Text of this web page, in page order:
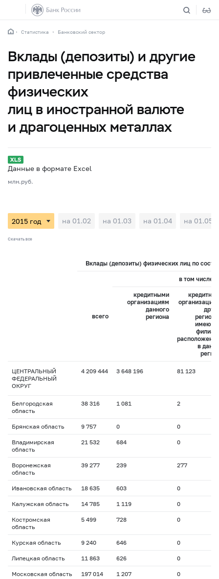
Статистика Банковский сектор
Вклады (депозиты) и другие
привлеченные средства
физических
лиц в иностранной валюте
и драгоценных металлах
Данные в формате Excel
млн.руб.
на 01.02 на 01.03 на 01.04 на 01.05
Скачать все
Вклады (депозиты) физических лиц по
всего
в том числе:
кредитными
организациям
данного
региона
в
ЦЕНТРАЛЬНЫЙ
ФЕДЕРАЛЬНЫЙ
ОКРУГ
4 209 444 3 648 196 81 123
Белгородская
область
38 316 1 081 2
Брянская область 9 757 0 0
Владимирская
область
21 532 684 0
Воронежская
область
39 277 239 277
Ивановская область 18 635 603 0
Калужская область 14 785 1 119 0
Костромская
область
5 499 728 0
Курская область 9 240 646 0
Липецкая область 11 863 626 0
Московская область 197 014 1 207 0